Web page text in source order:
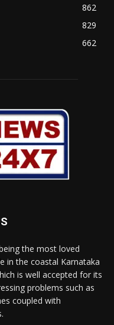
862
829
662
the most loved
in the coastal Karnataka
is well accepted for its
problems such as
coupled with